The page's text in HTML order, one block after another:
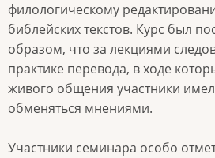
филологическому
библейских текстов. Курс был
образом, что за лекциями
практике перевода, в ходе
живого общения участники
обменяться мнениями.
Участники семинара особо